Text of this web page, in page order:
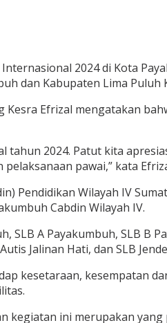
2024 di Kota
dan Kabupaten Lima Puluh
Efrizal mengatakan
2024. Patut kita
pawai,” kata
Pendidikan Wilayah IV
Cabdin Wilayah IV.
A Payakumbuh, SLB B
Jalinan Hati, dan SLB
kesetaraan, kesempatan
kegiatan ini merupakan